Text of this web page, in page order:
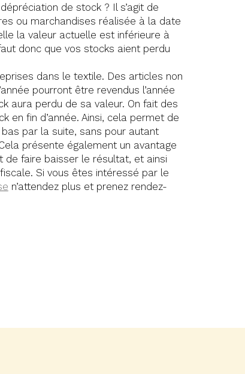
de stock ? Il s’agit de
ou marchandises réalisée à la date
la valeur actuelle est inférieure à
donc que vos stocks aient perdu
dans le textile. Des articles non
pourront être revendus l’année
aura perdu de sa valeur. On fait des
en fin d’année. Ainsi, cela permet de
par la suite, sans pour autant
présente également un avantage
de faire baisser le résultat, et ainsi
Si vous êtes intéressé par le
n’attendez plus et prenez rendez-